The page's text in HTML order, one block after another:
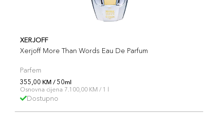
XERJOFF
Xerjoff More Than Words Eau De Parfum
Parfem
355,00 KM / 50ml
Osnovna cijena 7.100,00 KM / 1 l
Dostupno